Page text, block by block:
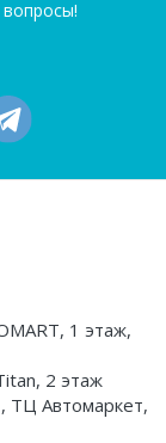
1 этаж,
2 этаж
ТЦ Автомаркет,